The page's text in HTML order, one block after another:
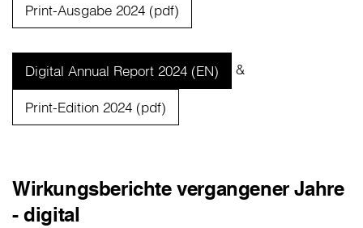
Print-Ausgabe 2024 (pdf)
Digital Annual Report 2024 (EN) &
Print-Edition 2024 (pdf)
Wirkungsberichte vergangener Jahre
- digital